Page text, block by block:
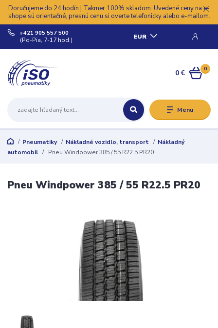
Doručujeme do 24 hodín | Takmer 100% skladom. Uvedené ceny na e-
shope sú orientačné, presnú cenu si overte telefonicky alebo e-mailom.
Menu
EUR
+421 905 557 500
(Po-Pia, 7-17 hod.)
0
0 €
Pneumatiky Nákladné vozidlo, transport
Nákladný
automobil
Pneu Windpower 385 / 55 R22.5 PR20
Pneu Windpower 385 / 55 R22.5 PR20